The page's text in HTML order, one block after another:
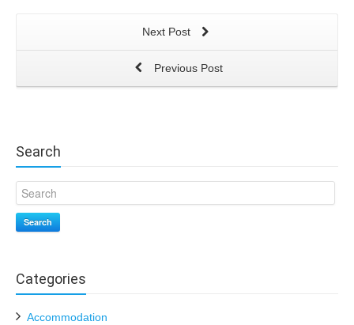
Next Post
Previous Post
Search
Search
Categories
Accommodation